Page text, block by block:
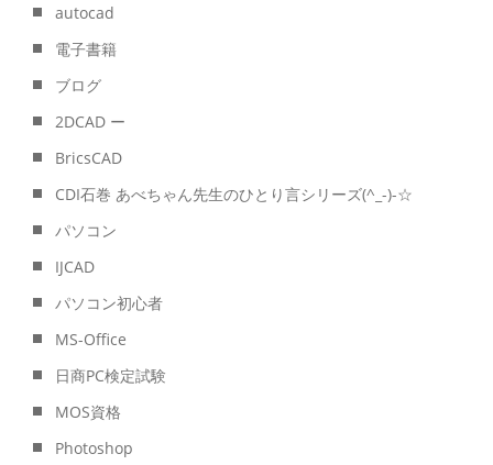
autocad
電子書籍
ブログ
2DCAD ー
BricsCAD
CDI石巻 あべちゃん先生のひとり言シリーズ(^_-)-☆
パソコン
IJCAD
パソコン初心者
MS-Office
日商PC検定試験
MOS資格
Photoshop